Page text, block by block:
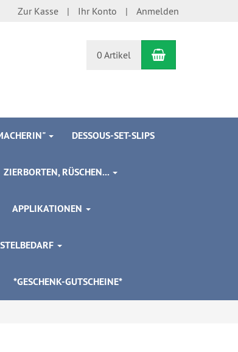
Zur Kasse Ihr Konto Anmelden
0 Artikel Warenkorb
DESSOUS-SET-SLIPS
ZIERBORTEN, RÜSCHEN...
APPLIKATIONEN
*GESCHENK-GUTSCHEINE*